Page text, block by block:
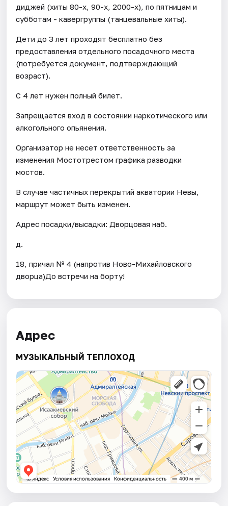
диджей (хиты 80-х, 90-х, 2000-х), по пятницам и
субботам - кавергруппы (танцевальные хиты).
Дети до 3 лет проходят бесплатно без
предоставления отдельного посадочного места
(потребуется документ, подтверждающий
возраст).
С 4 лет нужен полный билет.
Запрещается вход в состоянии наркотического или
алкогольного опьянения.
Организатор не несет ответственность за
изменения Мостотрестом графика разводки
мостов.
В случае частичных перекрытий акватории Невы,
маршрут может быть изменен.
Адрес посадки/высадки: Дворцовая наб.
д.
18, причал № 4 (напротив Ново-Михайловского
дворца)До встречи на борту!
Адрес
МУЗЫКАЛЬНЫЙ ТЕПЛОХОД